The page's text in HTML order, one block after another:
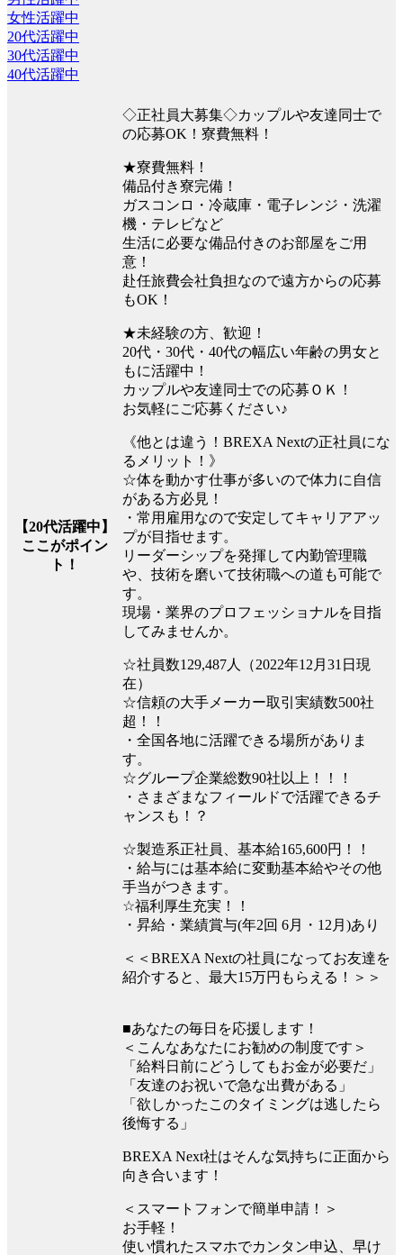
女性活躍中
20代活躍中
30代活躍中
40代活躍中
【20代活躍中】
ここがポイン
ト！
◇正社員大募集◇カップルや友達同士で
の応募OK！寮費無料！
★寮費無料！
備品付き寮完備！
ガスコンロ・冷蔵庫・電子レンジ・洗濯
機・テレビなど
生活に必要な備品付きのお部屋をご用
意！
赴任旅費会社負担なので遠方からの応募
もOK！
★未経験の方、歓迎！
20代・30代・40代の幅広い年齢の男女と
もに活躍中！
カップルや友達同士での応募ＯＫ！
お気軽にご応募ください♪
《他とは違う！BREXA Nextの正社員にな
るメリット！》
☆体を動かす仕事が多いので体力に自信
がある方必見！
・常用雇用なので安定してキャリアアッ
プが目指せます。
リーダーシップを発揮して内勤管理職
や、技術を磨いて技術職への道も可能で
す。
現場・業界のプロフェッショナルを目指
してみませんか。
☆社員数129,487人（2022年12月31日現
在）
☆信頼の大手メーカー取引実績数500社
超！！
・全国各地に活躍できる場所がありま
す。
☆グループ企業総数90社以上！！！
・さまざまなフィールドで活躍できるチ
ャンスも！？
☆製造系正社員、基本給165,600円！！
・給与には基本給に変動基本給やその他
手当がつきます。
☆福利厚生充実！！
・昇給・業績賞与(年2回 6月・12月)あり
＜＜BREXA Nextの社員になってお友達を
紹介すると、最大15万円もらえる！＞＞
■あなたの毎日を応援します！
＜こんなあなたにお勧めの制度です＞
「給料日前にどうしてもお金が必要だ」
「友達のお祝いで急な出費がある」
「欲しかったこのタイミングは逃したら
後悔する」
BREXA Next社はそんな気持ちに正面から
向き合います！
＜スマートフォンで簡単申請！＞
お手軽！
使い慣れたスマホでカンタン申込、早け